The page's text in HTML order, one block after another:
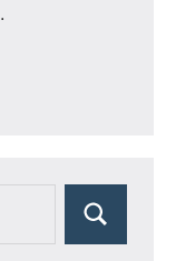
Pesquisar